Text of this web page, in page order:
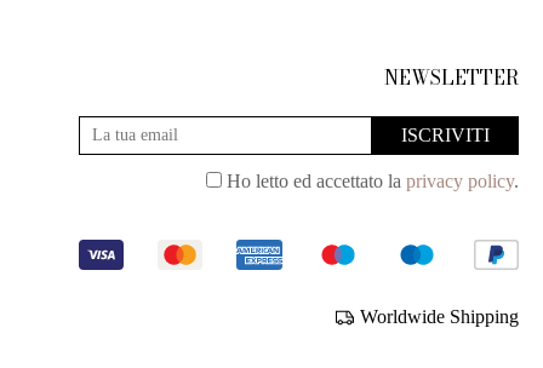
NEWSLETTER
Ho letto ed accettato la privacy policy.
Worldwide Shipping